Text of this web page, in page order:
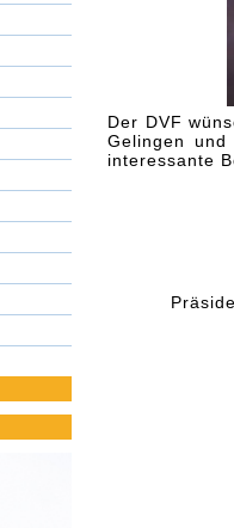
Der DVF
Gelingen
interessante